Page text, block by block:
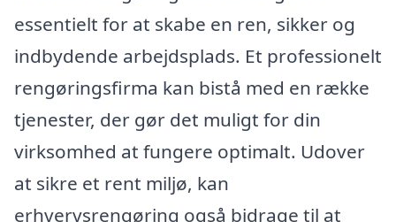
essentielt for at skabe en ren, sikker og
indbydende arbejdsplads. Et professionelt
rengøringsfirma kan bistå med en række
tjenester, der gør det muligt for din
virksomhed at fungere optimalt. Udover
at sikre et rent miljø, kan
erhvervsrengøring også bidrage til at